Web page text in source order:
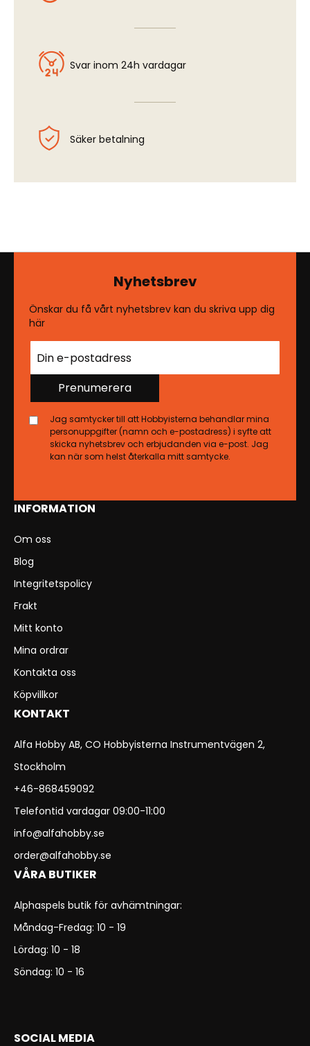
Svar inom 24h vardagar
Säker betalning
INFORMATION
Om oss
Blog
Integritetspolicy
Frakt
Mitt konto
Mina ordrar
Kontakta oss
Köpvillkor
KONTAKT
Alfa Hobby AB, CO Hobbyisterna Instrumentvägen 2,
Stockholm
+46-868459092
Telefontid vardagar 09:00-11:00
info@alfahobby.se
order@alfahobby.se
VÅRA BUTIKER
Alphaspels butik för avhämtningar:
Måndag-Fredag: 10 - 19
Lördag: 10 - 18
Söndag: 10 - 16
SOCIAL MEDIA
Nyhetsbrev
Önskar du få vårt nyhetsbrev kan du skriva upp dig
här
Prenumerera
Jag samtycker till att Hobbyisterna behandlar mina
personuppgifter (namn och e-postadress) i syfte att
skicka nyhetsbrev och erbjudanden via e-post. Jag
kan när som helst återkalla mitt samtycke.